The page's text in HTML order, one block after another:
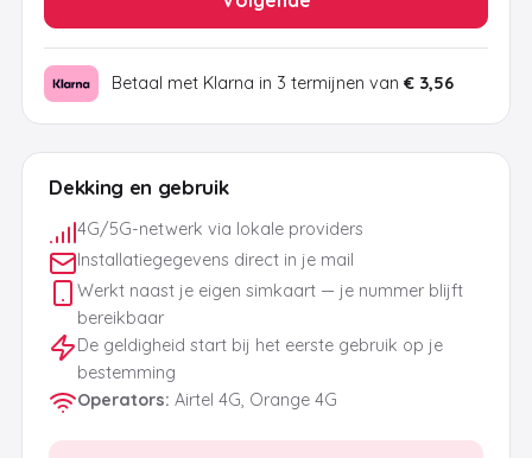
Dekking en gebruik
4G/5G-netwerk via lokale providers
Installatiegegevens direct in je mail
Werkt naast je eigen simkaart — je nummer blijft
bereikbaar
De geldigheid start bij het eerste gebruik op je
bestemming
Operators: Airtel 4G, Orange 4G
Betaal met Klarna in 3 termijnen van € 3,56